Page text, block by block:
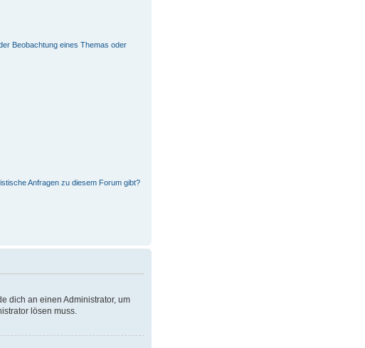
Beobachtung eines Themas oder
Anfragen zu diesem Forum gibt?
dich an einen Administrator, um
lösen muss.